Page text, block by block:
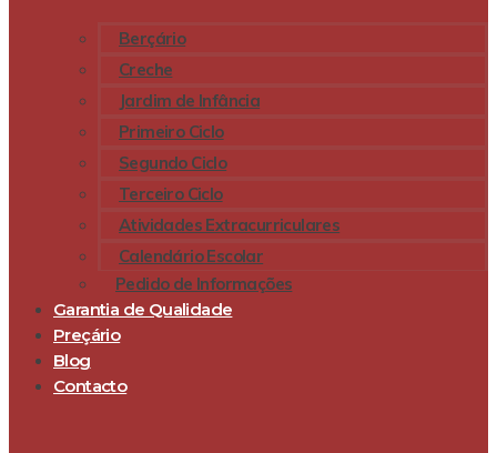
Berçário
Creche
Jardim de Infância
Primeiro Ciclo
Segundo Ciclo
Terceiro Ciclo
Atividades Extracurriculares
Calendário Escolar
Pedido de Informações
Garantia de Qualidade
Preçário
Blog
Contacto